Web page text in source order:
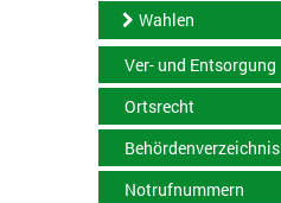
Wahlen
Ver- und Entsorgung
Ortsrecht
Behördenverzeichnis
Notrufnummern